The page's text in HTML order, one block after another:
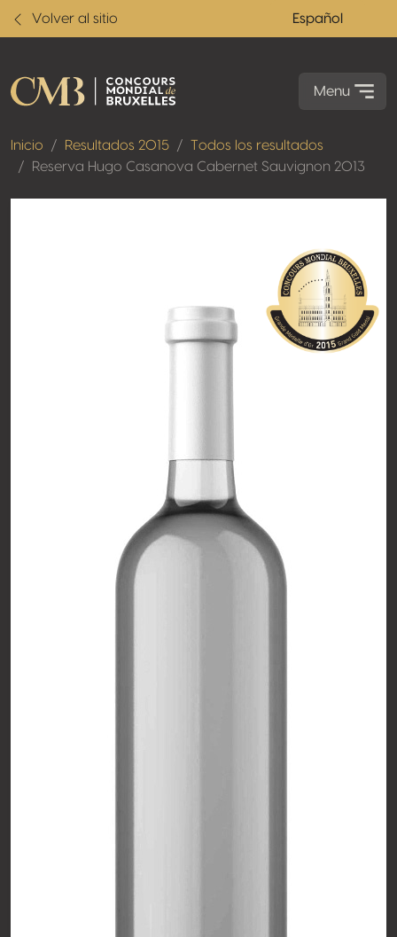
Volver al sitio Español
Menu
Inicio Resultados 2015
Todos los resultados
Reserva Hugo Casanova Cabernet Sauvignon 2013